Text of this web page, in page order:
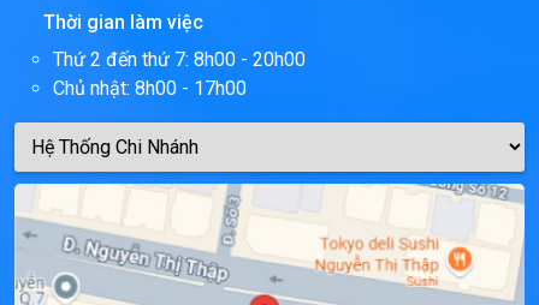
Thời gian làm việc
Thứ 2 đến thứ 7: 8h00 - 20h00
Chủ nhật: 8h00 - 17h00